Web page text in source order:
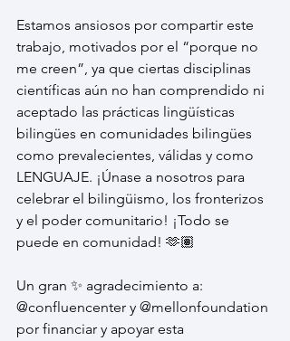
Estamos ansiosos por compartir este
trabajo, motivados por el “porque no
me creen”, ya que ciertas disciplinas
científicas aún no han comprendido ni
aceptado las prácticas lingüísticas
bilingües en comunidades bilingües
como prevalecientes, válidas y como
LENGUAJE. ¡Únase a nosotros para
celebrar el bilingüismo, los fronterizos
y el poder comunitario! ¡Todo se
puede en comunidad! 🫶🏽
Un gran ✨ agradecimiento a:
@confluencenter y @mellonfoundation
por financiar y apoyar esta